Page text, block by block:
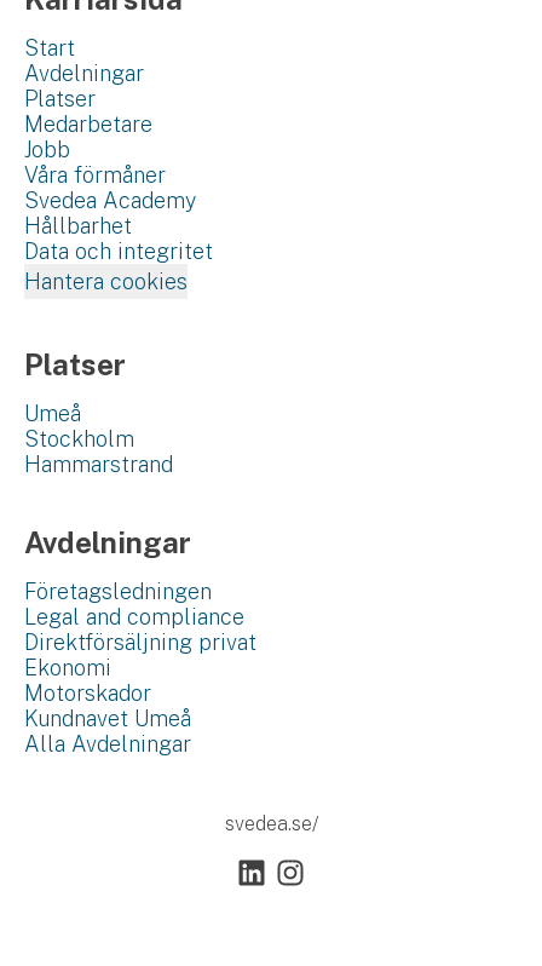
Start
Avdelningar
Platser
Medarbetare
Jobb
Våra förmåner
Svedea Academy
Hållbarhet
Data och integritet
Hantera cookies
Platser
Umeå
Stockholm
Hammarstrand
Avdelningar
Företagsledningen
Legal and compliance
Direktförsäljning privat
Ekonomi
Motorskador
Kundnavet Umeå
Alla Avdelningar
svedea.se/